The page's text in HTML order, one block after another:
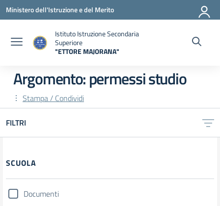
Vai ai contenuti
Vai al menu di navigazione
Vai al footer
Ministero dell'Istruzione e del Merito
Istituto Istruzione Secondaria
Superiore
"ETTORE MAJORANA"
Argomento: permessi studio
Stampa / Condividi
FILTRI
Filtri
SCUOLA
Documenti